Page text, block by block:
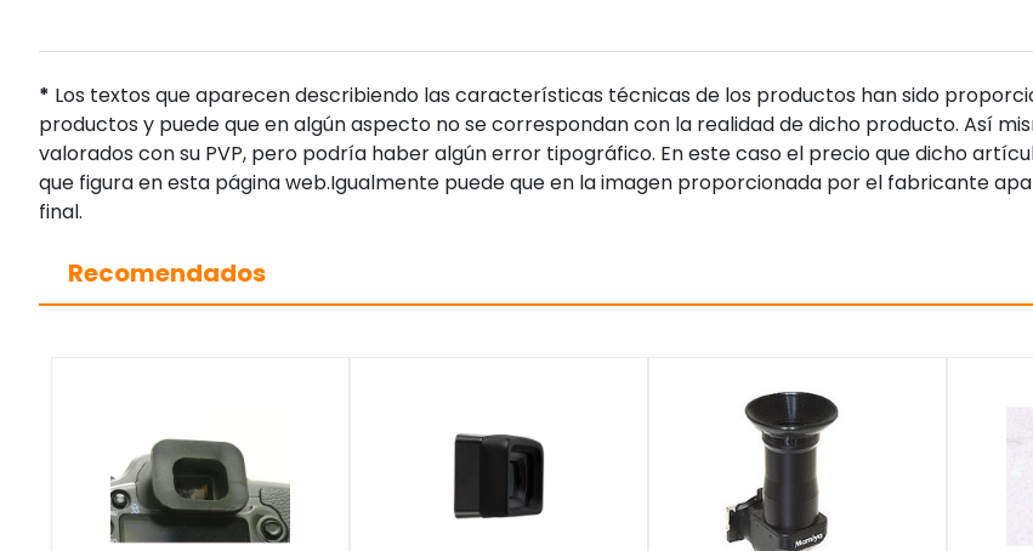
* Los textos que aparecen describiendo las características técnicas de los productos han sido
productos y puede que en algún aspecto no se correspondan con la realidad de dicho producto. Así
valorados con su PVP, pero podría haber algún error tipográfico. En este caso el precio que dicho
que figura en esta página web.Igualmente puede que en la imagen proporcionada por el fabricante
final.
Recomendados